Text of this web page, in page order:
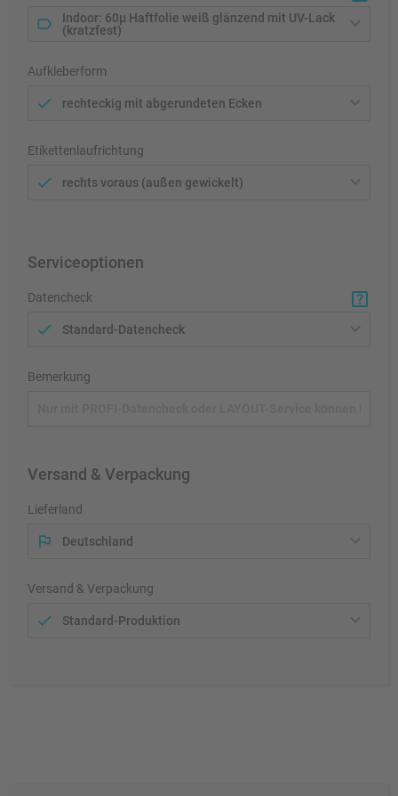
Indoor: 60µ Haftfolie weiß glänzend mit UV-Lack
(kratzfest)
Aufkleberform
rechteckig mit abgerundeten Ecken
Etikettenlaufrichtung
rechts voraus (außen gewickelt)
Serviceoptionen
Datencheck
Standard-Datencheck
Bemerkung
Versand & Verpackung
Lieferland
Deutschland
Versand & Verpackung
Standard-Produktion